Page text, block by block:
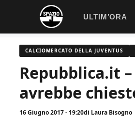
contenuto
ULTIM’ORA
CALCIOMERCATO DELLA JUVENTUS
Repubblica.it
avrebbe
16 Giugno 2017 - 19:20di Laura Bisogno